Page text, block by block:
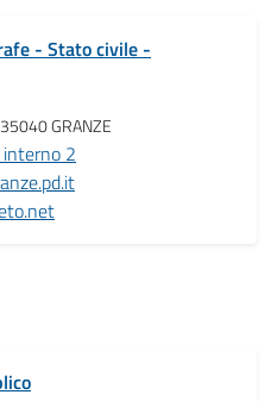
- Stato civile -
GRANZE
2